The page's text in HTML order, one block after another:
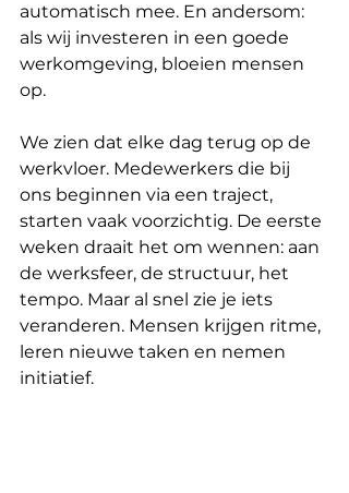
automatisch mee. En andersom:
als wij investeren in een goede
werkomgeving, bloeien mensen
op.
We zien dat elke dag terug op de
werkvloer. Medewerkers die bij
ons beginnen via een traject,
starten vaak voorzichtig. De eerste
weken draait het om wennen: aan
de werksfeer, de structuur, het
tempo. Maar al snel zie je iets
veranderen. Mensen krijgen ritme,
leren nieuwe taken en nemen
initiatief.